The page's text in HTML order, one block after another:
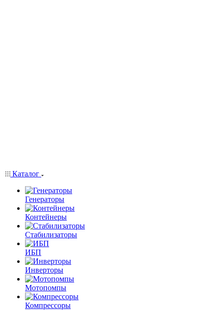
Каталог
Генераторы
Контейнеры
Стабилизаторы
ИБП
Инверторы
Мотопомпы
Компрессоры